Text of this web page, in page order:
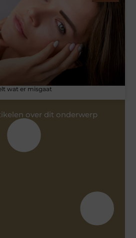
wat er misgaat
over dit onderwerp